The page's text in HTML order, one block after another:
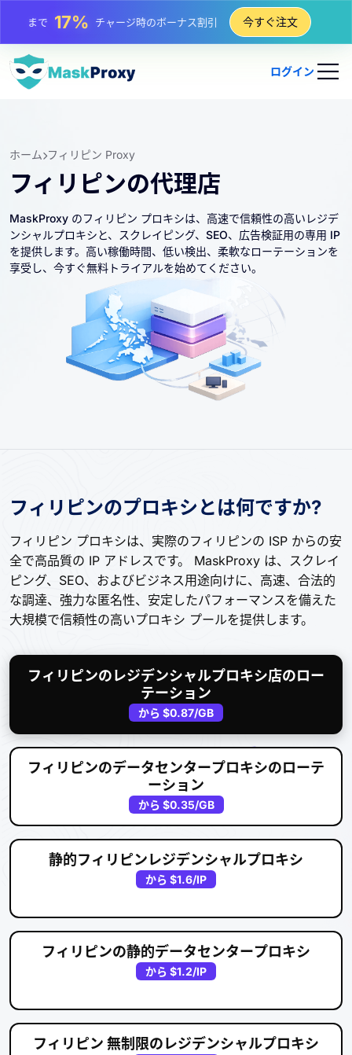
まで25%静的 IP 購入の割引
まで 81%
今すぐ注文
ログイン
ホーム フィリピン Proxy
フィリピンの代理店
MaskProxy のフィリピン プロキシは、高速で信頼性の高いレジデ
ンシャルプロキシと、スクレイピング、SEO、広告検証用の専用 IP
を提供します。高い稼働時間、低い検出、柔軟なローテーションを
享受し、今すぐ無料トライアルを始めてください。
フィリピンのプロキシとは何ですか?
フィリピン プロキシは、実際のフィリピンの ISP からの安
全で高品質の IP アドレスです。 MaskProxy は、スクレイ
ピング、SEO、およびビジネス用途向けに、高速、合法的
な調達、強力な匿名性、安定したパフォーマンスを備えた
大規模で信頼性の高いプロキシ プールを提供します。
フィリピンのレジデンシャルプロキシ店のロー
テーション
から $0.87/GB
フィリピンのデータセンタープロキシのローテ
ーション
から $0.35/GB
静的フィリピンレジデンシャルプロキシ
から $1.6/IP
フィリピンの静的データセンタープロキシ
から $1.2/IP
フィリピン 無制限のレジデンシャルプロキシ